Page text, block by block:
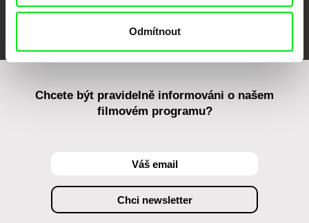
Odmítnout
FIDMarseille MFDF Ji.hlava Visions du Réel
Chcete být pravidelně informováni o našem
filmovém programu?